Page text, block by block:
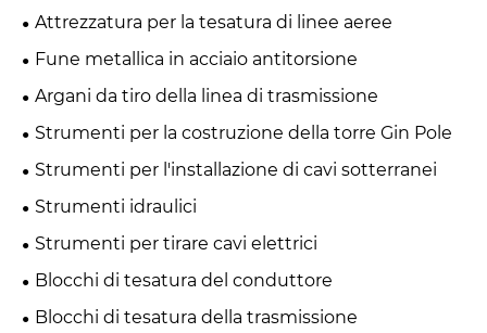
trasmissione
Attrezzatura per la tesatura di linee aeree
Fune metallica in acciaio antitorsione
Argani da tiro della linea di trasmissione
Strumenti per la costruzione della torre Gin Pole
Strumenti per l'installazione di cavi sotterranei
Strumenti idraulici
Strumenti per tirare cavi elettrici
Blocchi di tesatura del conduttore
Blocchi di tesatura della trasmissione